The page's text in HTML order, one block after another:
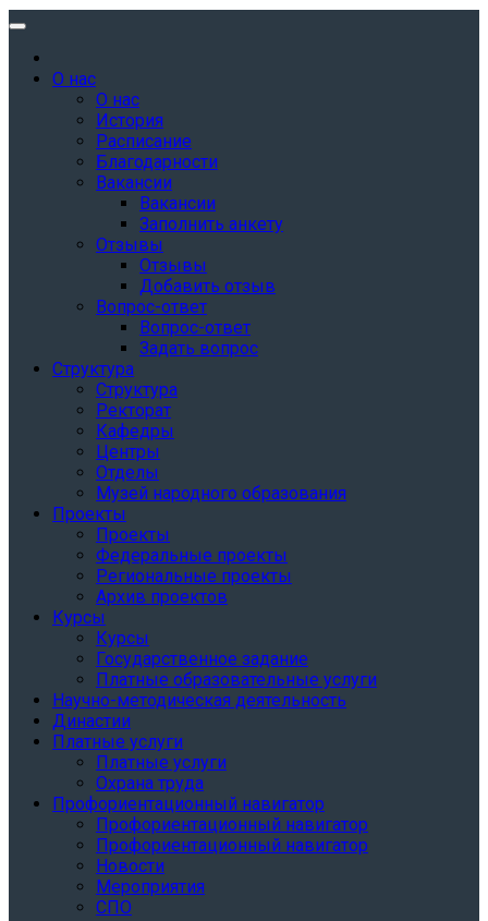
О нас
О нас
История
Расписание
Благодарности
Вакансии
Вакансии
Заполнить анкету
Отзывы
Отзывы
Добавить отзыв
Вопрос-ответ
Вопрос-ответ
Задать вопрос
Структура
Структура
Ректорат
Кафедры
Центры
Отделы
Музей народного образования
Проекты
Проекты
Федеральные проекты
Региональные проекты
Архив проектов
Курсы
Курсы
Государственное задание
Платные образовательные услуги
Научно-методическая деятельность
Династии
Платные услуги
Платные услуги
Охрана труда
Профориентационный навигатор
Профориентационный навигатор
Профориентационный навигатор
Новости
Мероприятия
СПО